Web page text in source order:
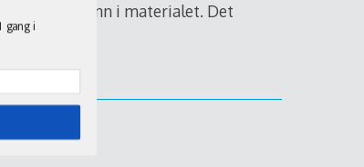
for å gå inn i materialet. Det
gang i